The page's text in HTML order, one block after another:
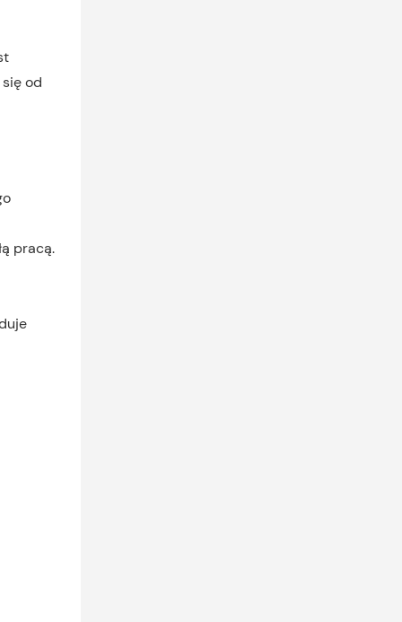
od
pracą.